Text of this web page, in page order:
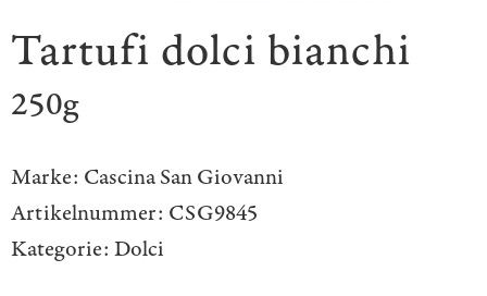
Tartufi dolci bianchi
250g
Marke: Cascina San Giovanni
Artikelnummer: CSG9845
Kategorie: Dolci